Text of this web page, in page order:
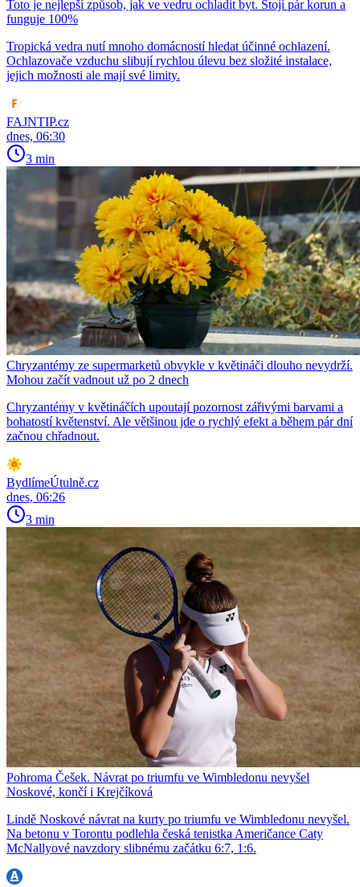
Toto je nejlepší způsob, jak ve vedru ochladit byt. Stojí pár korun a
funguje 100%
Tropická vedra nutí mnoho domácností hledat účinné ochlazení.
Ochlazovače vzduchu slibují rychlou úlevu bez složité instalace,
jejich možnosti ale mají své limity.
FAJNTIP.cz
dnes, 06:30
3 min
Chryzantémy ze supermarketů obvykle v květináči dlouho nevydrží.
Mohou začít vadnout už po 2 dnech
Chryzantémy v květináčích upoutají pozornost zářivými barvami a
bohatostí květenství. Ale většinou jde o rychlý efekt a během pár dní
začnou chřadnout.
BydlímeÚtulně.cz
dnes, 06:26
3 min
Pohroma Češek. Návrat po triumfu ve Wimbledonu nevyšel
Noskové, končí i Krejčíková
Lindě Noskové návrat na kurty po triumfu ve Wimbledonu nevyšel.
Na betonu v Torontu podlehla česká tenistka Američance Caty
McNallyové navzdory slibnému začátku 6:7, 1:6.